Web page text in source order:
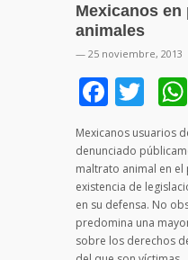
Mexicanos en
animales
— 25 noviembre, 2013
Mexicanos usuarios
denunciado
maltrato animal en el
existencia de
en su defensa. No
predomina una
sobre los derechos